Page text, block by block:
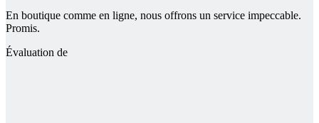
En boutique comme en ligne, nous offrons un service impeccable.
Promis.
Évaluation de